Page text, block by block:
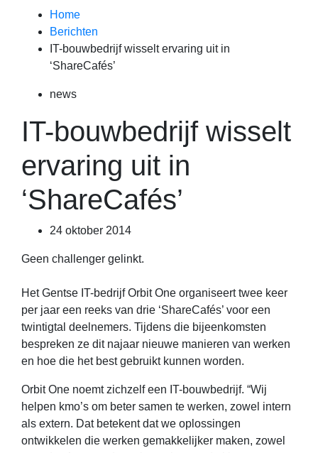
Home
Berichten
IT-bouwbedrijf wisselt ervaring uit in
‘ShareCafés’
news
IT-bouwbedrijf wisselt
ervaring uit in
‘ShareCafés’
24 oktober 2014
Geen challenger gelinkt.
Het Gentse IT-bedrijf Orbit One organiseert twee keer
per jaar een reeks van drie ‘ShareCafés’ voor een
twintigtal deelnemers. Tijdens die bijeenkomsten
bespreken ze dit najaar nieuwe manieren van werken
en hoe die het best gebruikt kunnen worden.
Orbit One noemt zichzelf een IT-bouwbedrijf. “Wij
helpen kmo’s om beter samen te werken, zowel intern
als extern. Dat betekent dat we oplossingen
ontwikkelen die werken gemakkelijker maken, zowel